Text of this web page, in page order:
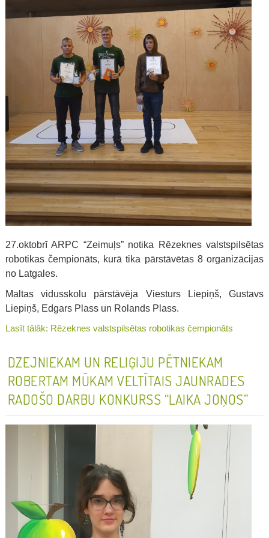
27.oktobrī ARPC “Zeimuļs” notika Rēzeknes valstspilsētas
robotikas čempionāts, kurā tika pārstāvētas 8 organizācijas
no Latgales.
Maltas vidusskolu pārstāvēja Viesturs Liepiņš, Gustavs
Liepiņš, Edgars Plass un Rolands Plass.
Lasīt tālāk: Rēzeknes valstspilsētas robotikas čempionāts
DZEJNIEKAM UN RELIĢIJU PĒTNIEKAM
ROBERTAM MŪKAM VELTĪTAIS JAUNRADES
RADOŠO DARBU KONKURSS “LAIKA JOŅOS”